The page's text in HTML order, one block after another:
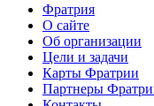
Фратрия
О сайте
Об организации
Цели и задачи
Карты Фратрии
Партнеры